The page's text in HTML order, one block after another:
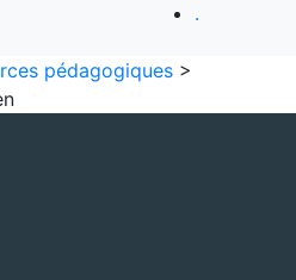
.
pédagogiques >